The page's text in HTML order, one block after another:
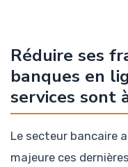
Réduire ses
banques en
services sont
Le secteur bancaire
majeure ces